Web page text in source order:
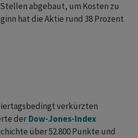
abgebaut, ‌um Kosten zu
hat die Aktie rund 38 Prozent
verkürzten
der Dow-Jones-Index
über 52.800 Punkte und